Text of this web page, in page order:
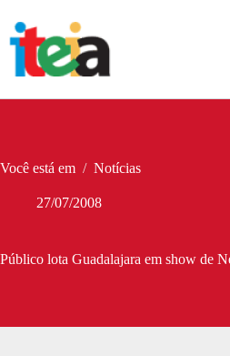
para
conteúdo
Você está em / Notícias
27/07/2008
Público lota Guadalajara em show de